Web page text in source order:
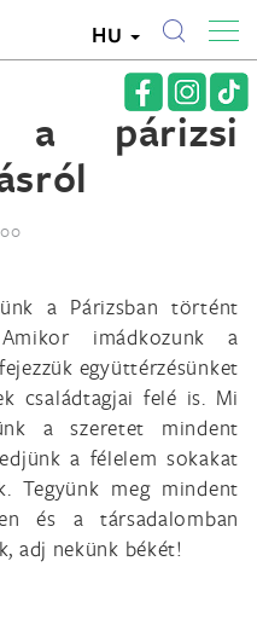
HU
a párizsi
a Párizsban történt
imádkozunk a
együttérzésünket
családtagjai felé is. Mi
a szeretet mindent
a félelem sokakat
Tegyünk meg mindent
és a társadalomban
adj nekünk békét!